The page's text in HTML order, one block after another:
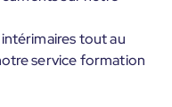
tout au
service formation